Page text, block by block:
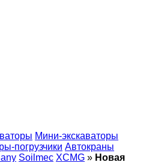
Мини-экскаваторы
погрузчики Автокраны
Soilmec XCMG » Новая